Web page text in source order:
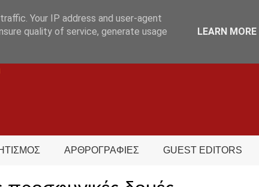
ΑΡΘΡΟΓΡΑΦΙΕΣ GUEST EDITORS
Your IP address and user-agent
quality of service, generate usage
LEARN MORE